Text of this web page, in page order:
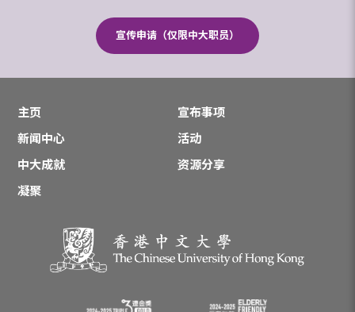
宣传申请（仅限中大职员）
主页
宣布事项
新闻中心
活动
中大成就
资源分享
凝聚